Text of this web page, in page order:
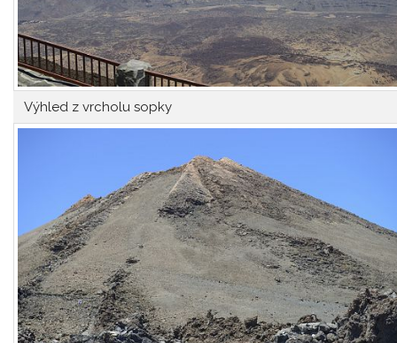
Výhled z vrcholu sopky